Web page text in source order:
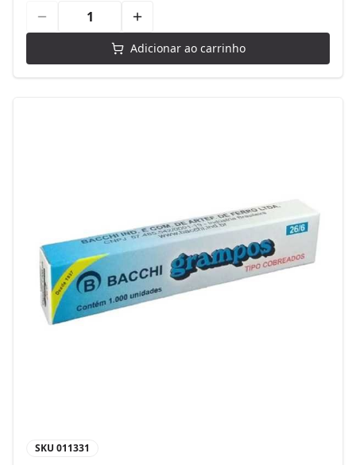
Adicionar ao carrinho
SKU 011331